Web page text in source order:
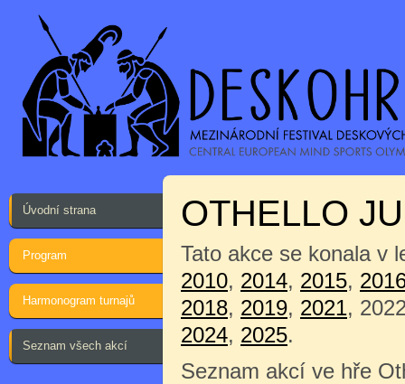
Úvodní strana
Program
Harmonogram turnajů
Seznam všech akcí
OTHELLO
Tato akce se konala v
2010, 2014, 2015,
2018, 2019, 2021,
2024, 2025.
Seznam akcí ve hře